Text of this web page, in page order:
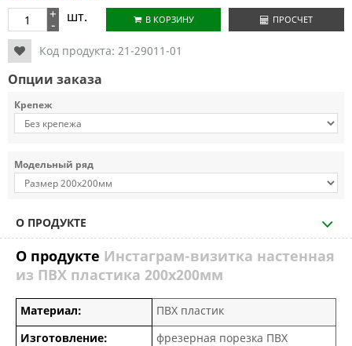
+
- шт. В КОРЗИНУ ПРОСЧЕТ
Код продукта: 21-29011-01
Опции заказа
Крепеж
Модельный ряд
О ПРОДУКТЕ
О продукте Инстаграм-визитка настенная
из ПВХ пластика 200х200мм
Материал:
ПВХ пластик
Изготовление:
фрезерная порезка ПВХ